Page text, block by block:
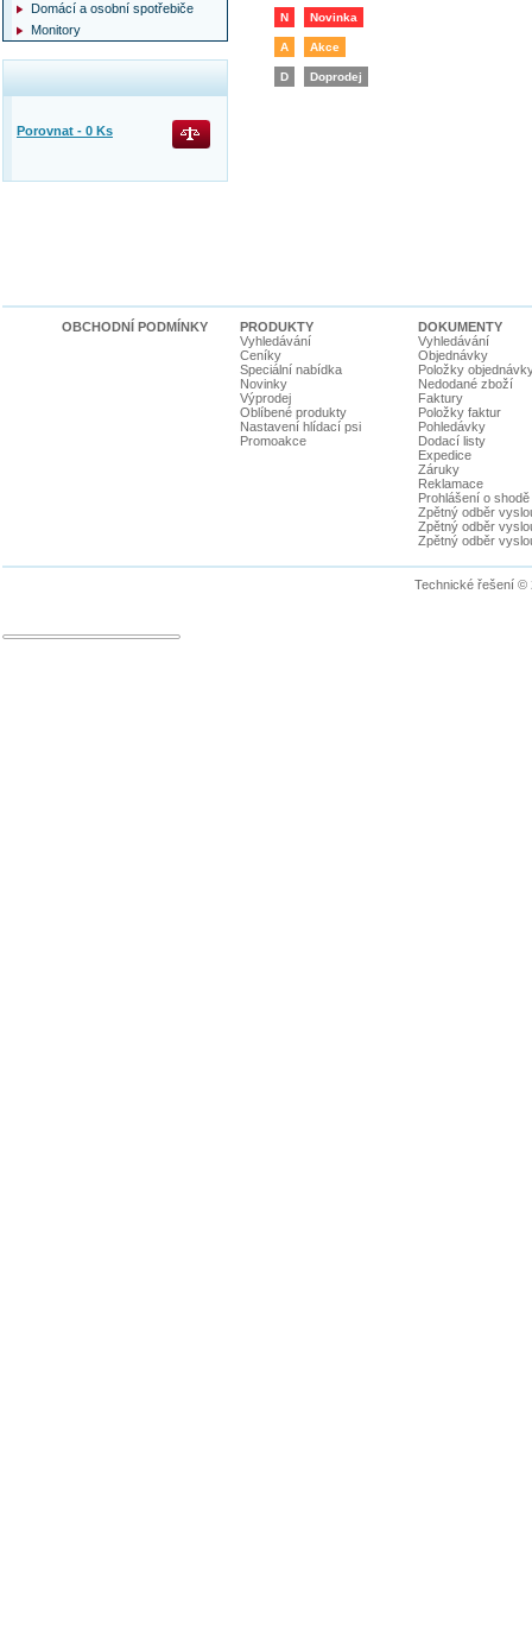
N Novinka
A Akce
D Doprodej
Domácí a osobní spotřebiče
Monitory
Porovnat - 0 Ks
OBCHODNÍ PODMÍNKY
PRODUKTY
Vyhledávání
Ceníky
Speciální nabídka
Novinky
Výprodej
Oblíbené produkty
Nastavení hlídací psi
Promoakce
DOKUMENTY
Vyhledávání
Objednávky
Položky
Nedodané zboží
Faktury
Položky faktur
Pohledávky
Dodací listy
Expedice
Záruky
Reklamace
Prohlášení o shodě
Zpětný odběr
Zpětný odběr
Zpětný odběr
Technické řešení ©